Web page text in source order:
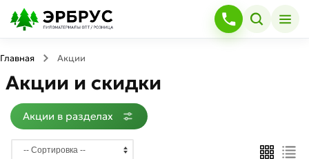
Главная Акции
Акции и скидки
Акции в разделах
Акции
в
разделах
×
Доска
обрезная
Товаров
по
32